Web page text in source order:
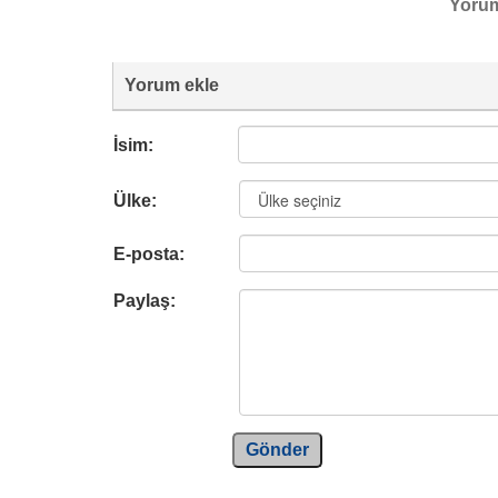
Yorum ekle
İsim:
Ülke:
E-posta:
Paylaş:
Gönder